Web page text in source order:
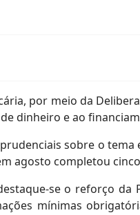
por meio da
dinheiro e ao
sobre o
agosto completou
se o reforço da
mínimas